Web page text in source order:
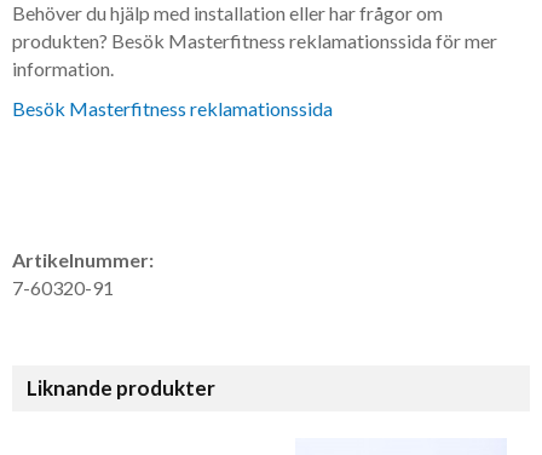
Behöver du hjälp med installation eller har frågor om
produkten? Besök Masterfitness reklamationssida för mer
information.
Besök Masterfitness reklamationssida
Artikelnummer:
7-60320-91
Liknande produkter